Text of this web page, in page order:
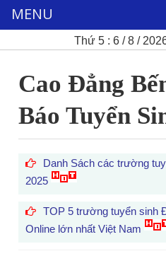
Thứ 5 : 6 / 8 /
Cao Đẳng
Báo Tuyển
Danh Sách các trường
2025
TOP 5 trường tuyển sinh
Online lớn nhất Việt Nam
MENU